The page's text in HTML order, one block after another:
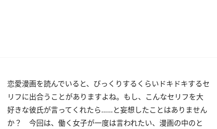
恋愛漫画を読んでいると、びっくりするくらいドキドキするセ
リフに出合うことがありますよね。もし、こんなセリフを大
好きな彼氏が言ってくれたら……と妄想したことはありません
か？ 今回は、働く女子が一度は言われたい、漫画の中のと